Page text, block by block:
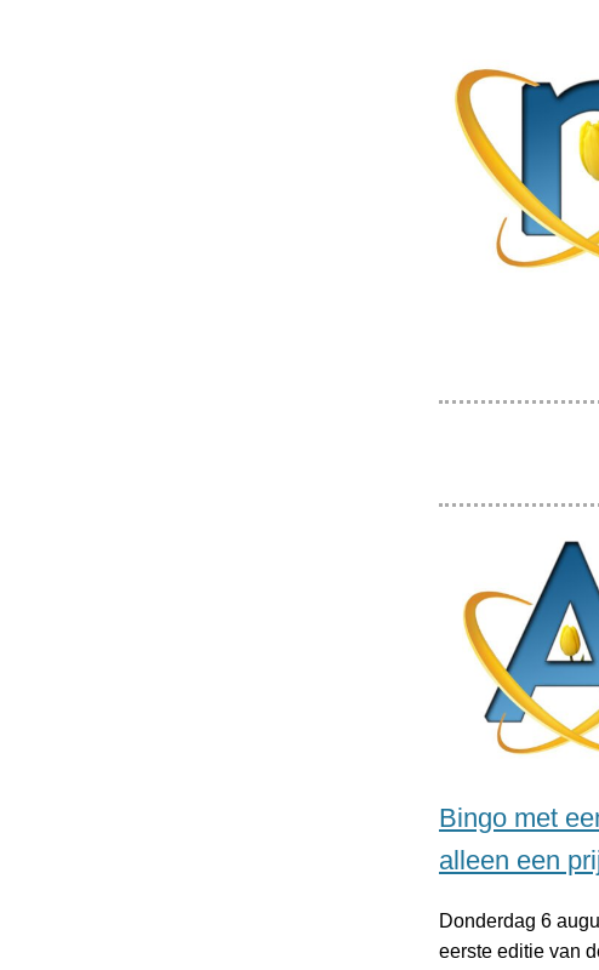
Bingo met
alleen een
Donderdag 6
eerste editie van